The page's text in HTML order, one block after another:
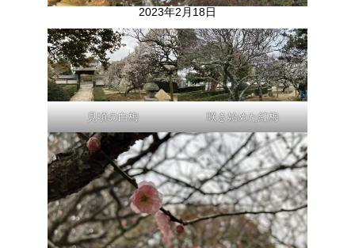
2023年2月18日
見頃の白梅 咲き始めた紅梅